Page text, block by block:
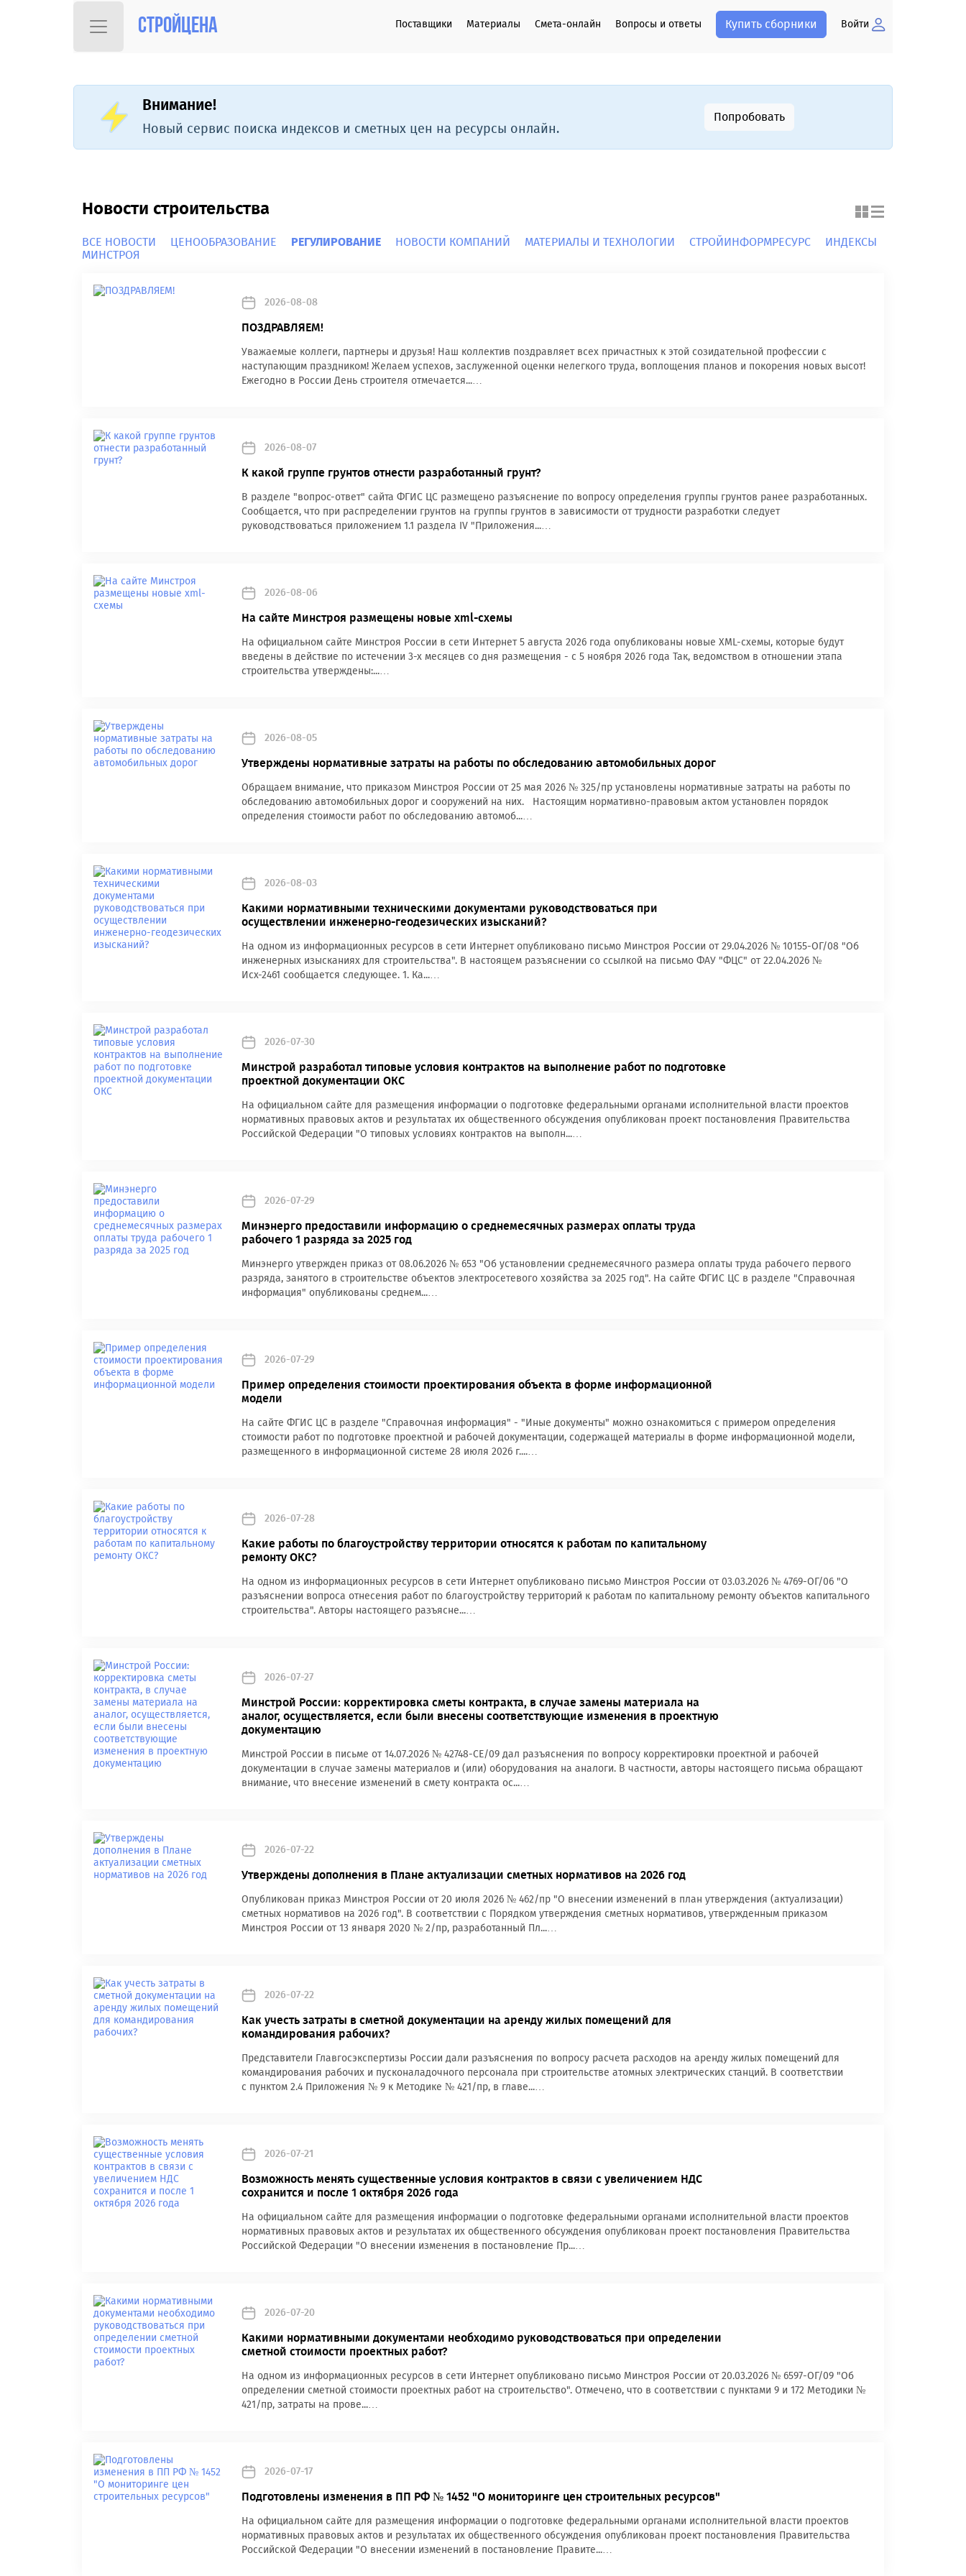
Стройцена Поставщики Материалы Смета-онлайн Вопросы и ответы Купить сборники Войти
Внимание!
Новый сервис поиска индексов и сметных цен на ресурсы онлайн.
Попробовать
Новости строительства
ВСЕ НОВОСТИ ЦЕНООБРАЗОВАНИЕ РЕГУЛИРОВАНИЕ НОВОСТИ КОМПАНИЙ МАТЕРИАЛЫ И ТЕХНОЛОГИИ СТРОЙИНФОРМРЕСУРС
ИНДЕКСЫ
МИНСТРОЯ
2026-08-08
ПОЗДРАВЛЯЕМ!
Уважаемые коллеги, партнеры и друзья! Наш коллектив поздравляет всех причастных к этой созидательной профессии с
наступающим праздником! Желаем успехов, заслуженной оценки нелегкого труда, воплощения планов и покорения новых высот!
Ежегодно в России День строителя отмечается...…
2026-08-07
К какой группе грунтов отнести разработанный грунт?
В разделе "вопрос-ответ" сайта ФГИС ЦС размещено разъяснение по вопросу определения группы грунтов ранее разработанных.
Сообщается, что при распределении грунтов на группы грунтов в зависимости от трудности разработки следует
руководствоваться приложением 1.1 раздела IV "Приложения...…
2026-08-06
На сайте Минстроя размещены новые xml-схемы
На официальном сайте Минстроя России в сети Интернет 5 августа 2026 года опубликованы новые XML-схемы, которые будут
введены в действие по истечении 3-х месяцев со дня размещения - с 5 ноября 2026 года Так, ведомством в отношении этапа
строительства утверждены:...…
2026-08-05
Утверждены нормативные затраты на работы по обследованию автомобильных дорог
Обращаем внимание, что приказом Минстроя России от 25 мая 2026 № 325/пр установлены нормативные затраты на работы по
обследованию автомобильных дорог и сооружений на них. Настоящим нормативно-правовым актом установлен порядок
определения стоимости работ по обследованию автомоб...…
2026-08-03
Какими нормативными техническими документами руководствоваться при
осуществлении инженерно-геодезических изысканий?
На одном из информационных ресурсов в сети Интернет опубликовано письмо Минстроя России от 29.04.2026 № 10155-ОГ/08 "Об
инженерных изысканиях для строительства". В настоящем разъяснении со ссылкой на письмо ФАУ "ФЦС" от 22.04.2026 №
Исх-2461 сообщается следующее. 1. Ка...…
2026-07-30
Минстрой разработал типовые условия контрактов на выполнение работ по подготовке
проектной документации ОКС
На официальном сайте для размещения информации о подготовке федеральными органами исполнительной власти проектов
нормативных правовых актов и результатах их общественного обсуждения опубликован проект постановления Правительства
Российской Федерации "О типовых условиях контрактов на выполн...…
2026-07-29
Минэнерго предоставили информацию о среднемесячных размерах оплаты труда
рабочего 1 разряда за 2025 год
Минэнерго утвержден приказ от 08.06.2026 № 653 "Об установлении среднемесячного размера оплаты труда рабочего первого
разряда, занятого в строительстве объектов электросетевого хозяйства за 2025 год". На сайте ФГИС ЦС в разделе "Справочная
информация" опубликованы среднем...…
2026-07-29
Пример определения стоимости проектирования объекта в форме информационной
модели
На сайте ФГИС ЦС в разделе "Справочная информация" - "Иные документы" можно ознакомиться с примером определения
стоимости работ по подготовке проектной и рабочей документации, содержащей материалы в форме информационной модели,
размещенного в информационной системе 28 июля 2026 г....…
2026-07-28
Какие работы по благоустройству территории относятся к работам по капитальному
ремонту ОКС?
На одном из информационных ресурсов в сети Интернет опубликовано письмо Минстроя России от 03.03.2026 № 4769-ОГ/06 "О
разъяснении вопроса отнесения работ по благоустройству территорий к работам по капитальному ремонту объектов капитального
строительства". Авторы настоящего разъясне...…
2026-07-27
Минстрой России: корректировка сметы контракта, в случае замены материала на
аналог, осуществляется, если были внесены соответствующие изменения в проектную
документацию
Минстрой России в письме от 14.07.2026 № 42748-СЕ/09 дал разъяснения по вопросу корректировки проектной и рабочей
документации в случае замены материалов и (или) оборудования на аналоги. В частности, авторы настоящего письма обращают
внимание, что внесение изменений в смету контракта ос...…
2026-07-22
Утверждены дополнения в Плане актуализации сметных нормативов на 2026 год
Опубликован приказ Минстроя России от 20 июля 2026 № 462/пр "О внесении изменений в план утверждения (актуализации)
сметных нормативов на 2026 год". В соответствии с Порядком утверждения сметных нормативов, утвержденным приказом
Минстроя России от 13 января 2020 № 2/пр, разработанный Пл...…
2026-07-22
Как учесть затраты в сметной документации на аренду жилых помещений для
командирования рабочих?
Представители Главгосэкспертизы России дали разъяснения по вопросу расчета расходов на аренду жилых помещений для
командирования рабочих и пусконаладочного персонала при строительстве атомных электрических станций. В соответствии
с пунктом 2.4 Приложения № 9 к Методике № 421/пр, в главе...…
2026-07-21
Возможность менять существенные условия контрактов в связи с увеличением НДС
сохранится и после 1 октября 2026 года
На официальном сайте для размещения информации о подготовке федеральными органами исполнительной власти проектов
нормативных правовых актов и результатах их общественного обсуждения опубликован проект постановления Правительства
Российской Федерации "О внесении изменения в постановление Пр...…
2026-07-20
Какими нормативными документами необходимо руководствоваться при определении
сметной стоимости проектных работ?
На одном из информационных ресурсов в сети Интернет опубликовано письмо Минстроя России от 20.03.2026 № 6597-ОГ/09 "Об
определении сметной стоимости проектных работ на строительство". Отмечено, что в соответствии с пунктами 9 и 172 Методики №
421/пр, затраты на прове...…
2026-07-17
Подготовлены изменения в ПП РФ № 1452 "О мониторинге цен строительных ресурсов"
На официальном сайте для размещения информации о подготовке федеральными органами исполнительной власти проектов
нормативных правовых актов и результатах их общественного обсуждения опубликован проект постановления Правительства
Российской Федерации "О внесении изменений в постановление Правите...…